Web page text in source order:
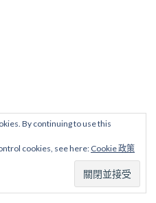
By continuing to use this
cookies, see here: Cookie 政策